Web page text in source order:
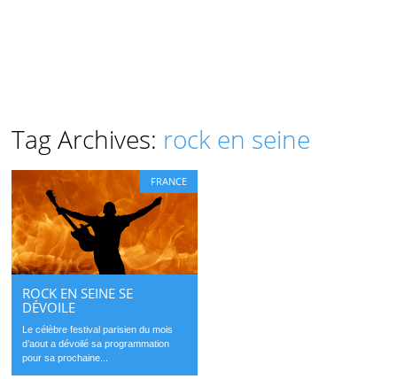
Tag Archives: rock en seine
FRANCE
ROCK EN SEINE SE
DÉVOILE
Le célèbre festival parisien du mois
d’aout a dévoilé sa programmation
pour sa prochaine...